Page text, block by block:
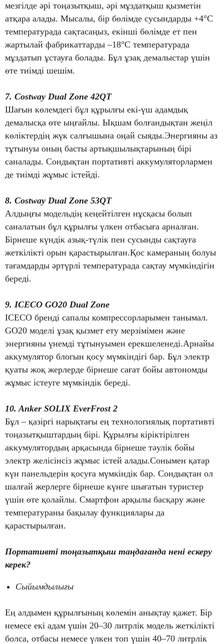
мезгілде әрі тоңазытқыш, әрі мұздатқыш қызметін
атқара алады. Мысалы, бір бөлімде сусындарды +4°C
температурада сақтасаңыз, екінші бөлімде ет пен
жартылай фабрикаттарды –18°C температурада
мұздатып ұстауға болады. Бұл ұзақ демалыстар үшін
өте тиімді шешім.
7. Costway Dual Zone 42QT
Шағын көлемдегі бұл құрылғы екі-үш адамдық
демалысқа өте ыңғайлы. Ықшам болғандықтан жеңіл
көліктердің жүк салғышына оңай сыяды.Энергияны аз
тұтынуы оның басты артықшылықтарының бірі
саналады. Сондықтан портативті аккумуляторлармен
де тиімді жұмыс істейді.
8. Costway Dual Zone 53QT
Алдыңғы модельдің кеңейтілген нұсқасы болып
саналатын бұл құрылғы үлкен отбасыға арналған.
Бірнеше күндік азық-түлік пен сусынды сақтауға
жеткілікті орын қарастырылған.Қос камераның болуы
тағамдарды әртүрлі температурада сақтау мүмкіндігін
береді.
9. ICECO GO20 Dual Zone
ICECO бренді сапалы компрессорларымен танымал.
GO20 моделі ұзақ қызмет ету мерзімімен және
энергияны үнемді тұтынуымен ерекшеленеді.Арнайы
аккумулятор блогын қосу мүмкіндігі бар. Бұл электр
қуаты жоқ жерлерде бірнеше сағат бойы автономды
жұмыс істеуге мүмкіндік береді.
10. Anker SOLIX EverFrost 2
Бұл – қазіргі нарықтағы ең технологиялық портативті
тоңазытқыштардың бірі. Құрылғы кіріктірілген
аккумулятордың арқасында бірнеше тәулік бойы
электр желісінсіз жұмыс істей алады.Сонымен қатар
күн панельдерін қосуға мүмкіндік бар. Сондықтан ол
шалғай жерлерге бірнеше күнге шығатын туристер
үшін өте қолайлы. Смартфон арқылы басқару және
температураны бақылау функциялары да
қарастырылған.
Портативті тоңазытқыш таңдағанда нені ескеру
керек?
Сыйымдылығы
Ең алдымен құрылғының көлемін анықтау қажет. Бір
немесе екі адам үшін 20–30 литрлік модель жеткілікті
болса, отбасы немесе үлкен топ үшін 40–70 литрлік